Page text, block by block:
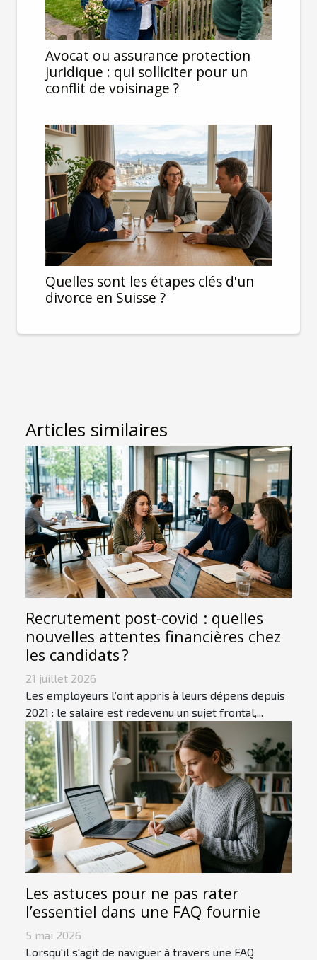
Avocat ou assurance protection
juridique : qui solliciter pour un
conflit de voisinage ?
Quelles sont les étapes clés d'un
divorce en Suisse ?
Articles similaires
Recrutement post-covid : quelles
nouvelles attentes financières chez
les candidats ?
21 juillet 2026
Les employeurs l’ont appris à leurs dépens depuis
2021 : le salaire est redevenu un sujet frontal,...
Les astuces pour ne pas rater
l’essentiel dans une FAQ fournie
5 mai 2026
Lorsqu'il s'agit de naviguer à travers une FAQ